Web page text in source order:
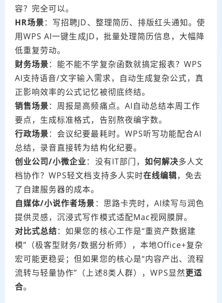
容？完全可以。
HR场景：写招聘JD、整理简历、排版红头通知。使
用WPS AI一键生成JD，批量处理简历信息，大幅降
低重复劳动。
财务场景：能不能不学复杂函数就搞定报表？WPS
AI支持语音/文字输入需求，自动生成复杂公式，真
正影响效率的公式记忆被彻底终结。
销售场景：周报是高频痛点。AI自动总结本周工作
要点，生成标准格式，告别熬夜编字数。
行政场景：会议纪要最耗时。WPS听写功能配合AI
总结，录音直接转为结构化纪要。
创业公司/小微企业：没有IT部门， 如何解决多人文
档协作？WPS轻文档支持多人实时在线编辑，免去
了自建服务器的成本。
自媒体/小说作者场景 ：思路卡壳时，AI续写与润色
提供灵感，沉浸式写作模式适配Mac视网膜屏。
对比式总结：如果您的核心工作是“重资产数据建
模”（极客型财务/数据分析师），本地Office+复杂
宏可能更稳妥；但如果您的核心是“内容产出、流程
流转与轻量协作”（上述8类人群），WPS显然更适
合。